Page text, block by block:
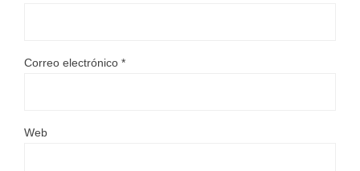
Correo electrónico *
Web